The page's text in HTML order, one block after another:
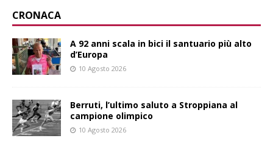
CRONACA
A 92 anni scala in bici il santuario più alto
d’Europa
10 Agosto 2026
Berruti, l’ultimo saluto a Stroppiana al
campione olimpico
10 Agosto 2026